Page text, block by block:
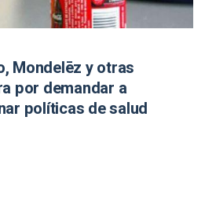
Mondelēz y otras
por demandar a
políticas de salud